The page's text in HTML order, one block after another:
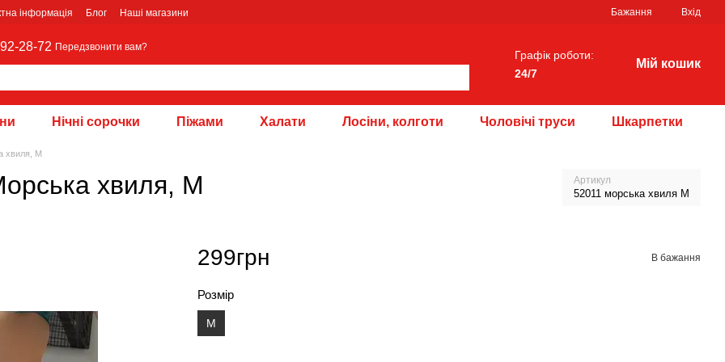
інформація Блог Наші магазини Бажання Вхід
28-72 Передзвонити вам?
Графік роботи:
24/7
Мій кошик
Нічні сорочки Піжами Халати Лосіни, колготи Чоловічі труси Шкарпетки
хвиля, M
хвиля, M Артикул
52011 морська хвиля M
299грн В бажання
Розмір
M